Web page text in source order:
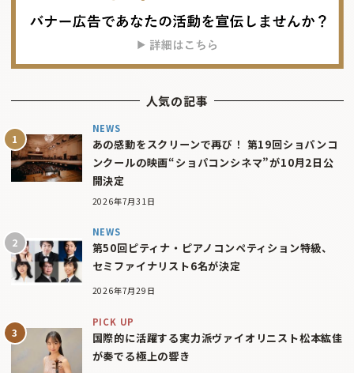
人気の記事
NEWS
あの感動をスクリーンで再び！ 第19回ショパンコ
ンクールの映画“ショパコンシネマ”が10月2日公
開決定
2026年7月31日
NEWS
第50回ピティナ・ピアノコンペティション特級、
セミファイナリスト6名が決定
2026年7月29日
PICK UP
国際的に活躍する実力派ヴァイオリニスト松本紘佳
が奏でる極上の響き